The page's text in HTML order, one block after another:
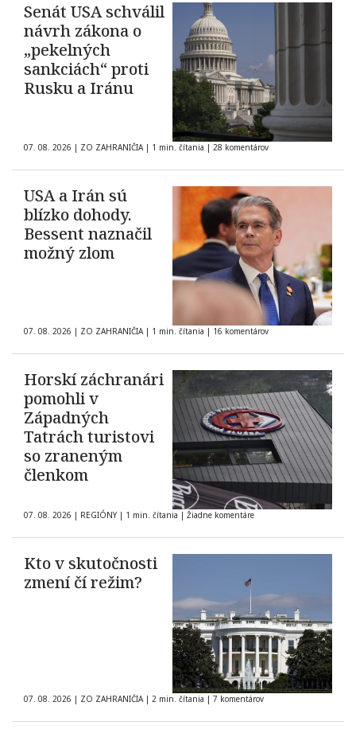
Senát USA schválil
návrh zákona o
„pekelných
sankciách“ proti
Rusku a Iránu
07. 08. 2026 | ZO ZAHRANIČIA | 1 min. čítania | 28 komentárov
USA a Irán sú
blízko dohody.
Bessent naznačil
možný zlom
07. 08. 2026 | ZO ZAHRANIČIA | 1 min. čítania | 16 komentárov
Horskí záchranári
pomohli v
Západných
Tatrách turistovi
so zraneným
členkom
07. 08. 2026 | REGIÓNY | 1 min. čítania | Žiadne komentáre
Kto v skutočnosti
zmení čí režim?
07. 08. 2026 | ZO ZAHRANIČIA | 2 min. čítania | 7 komentárov